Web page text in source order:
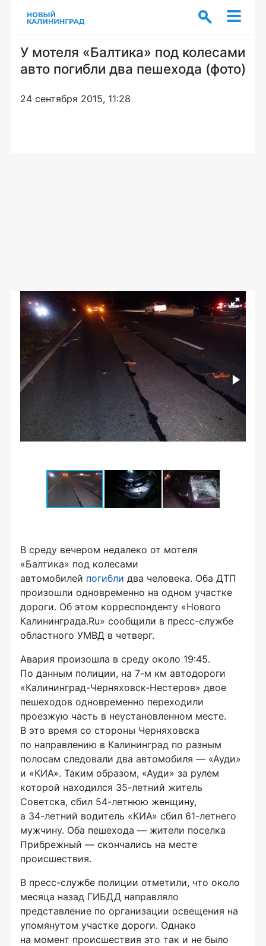
У мотеля «Балтика» под колесами
авто погибли два пешехода (фото)
24 сентября 2015, 11:28
В среду вечером недалеко от мотеля
«Балтика» под колесами
автомобилей погибли два человека. Оба ДТП
произошли одновременно на одном участке
дороги. Об этом корреспонденту «Нового
Калининграда.Ru» сообщили в пресс-службе
областного УМВД в четверг.
Авария произошла в среду около 19:45.
По данным полиции, на 7-м км автодороги
«Калининград-Черняховск-Нестеров» двое
пешеходов одновременно переходили
проезжую часть в неустановленном месте.
В это время со стороны Черняховска
по направлению в Калининград по разным
полосам следовали два автомобиля — «Ауди»
и «КИА». Таким образом, «Ауди» за рулем
которой находился 35-летний житель
Советска, сбил 54-летнюю женщину,
а 34-летний водитель «КИА» сбил 61-летнего
мужчину. Оба пешехода — жители поселка
Прибрежный — скончались на месте
происшествия.
В пресс-службе полиции отметили, что около
месяца назад ГИБДД направляло
представление по организации освещения на
упомянутом участке дороги. Однако
на момент происшествия это так и не было